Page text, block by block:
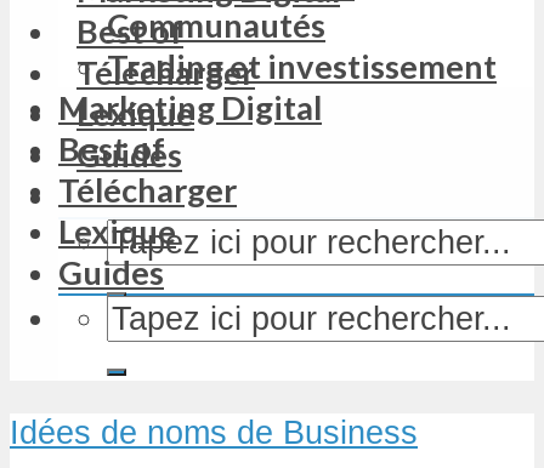
Best of
Télécharger
Lexique
Guides
Communautés
Trading et investissement
Marketing Digital
Best of
Télécharger
Lexique
Guides
Idées de noms de Business